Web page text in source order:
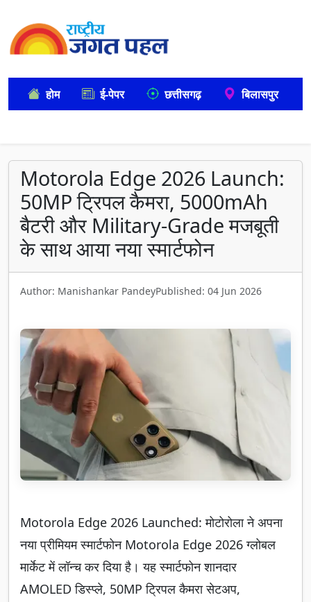
होम ई-पेपर छत्तीसगढ़ बिलासपुर
Motorola Edge 2026 Launch:
50MP ट्रिपल कैमरा, 5000mAh
बैटरी और Military-Grade मजबूती
के साथ आया नया स्मार्टफोन
Author: Manishankar PandeyPublished: 04 Jun 2026
Motorola Edge 2026 Launched: मोटोरोला ने अपना
नया प्रीमियम स्मार्टफोन Motorola Edge 2026 ग्लोबल
मार्केट में लॉन्च कर दिया है। यह स्मार्टफोन शानदार
AMOLED डिस्प्ले, 50MP ट्रिपल कैमरा सेटअप,